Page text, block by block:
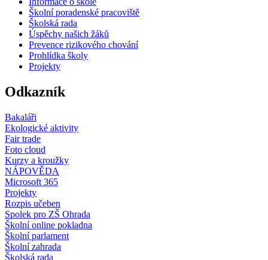
Školní poradenské pracoviště
Školská rada
Úspěchy našich žáků
Prevence rizikového chování
Prohlídka školy
Projekty
Odkazník
Bakaláři
Ekologické aktivity
Fair trade
Foto cloud
Kurzy a kroužky
NÁPOVĚDA
Microsoft 365
Projekty
Rozpis učeben
Spolek pro ZŠ Ohrada
Školní online pokladna
Školní parlament
Školní zahrada
Školská rada